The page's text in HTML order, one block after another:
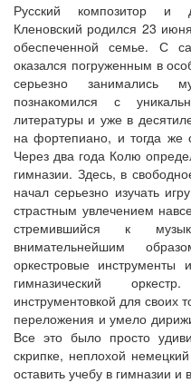
Русский композитор и
Кленовский родился 23
обеспеченной семье. С
оказался погруженным в
серьезно занимались
познакомился с
литературы и уже в
на фортепиано, и тогда же
Через два года Колю
гимназии. Здесь, в
начал серьезно изучать
страстным увлечением
стремившийся к
внимательнейшим
оркестровые инструменты
гимназический
инструментовкой для своих
переложения и умело
Все это было просто
скрипке, неплохой
оставить учебу в гимназии и